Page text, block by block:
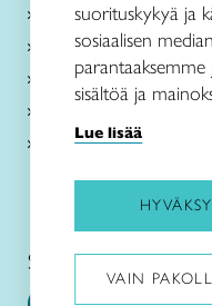
Tietoa meistä
Palvelut
Ajankohtaista
Taito Shop Oulu
Yhteystiedot
Seuraa meitä
suorituskykyä ja
sosiaalisen
sisältöä ja
Lue lisää
VAIN